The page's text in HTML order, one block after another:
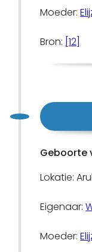
Moeder:
Bron: [12]
Geboorte
Lokatie:
Eigenaar:
Moeder: